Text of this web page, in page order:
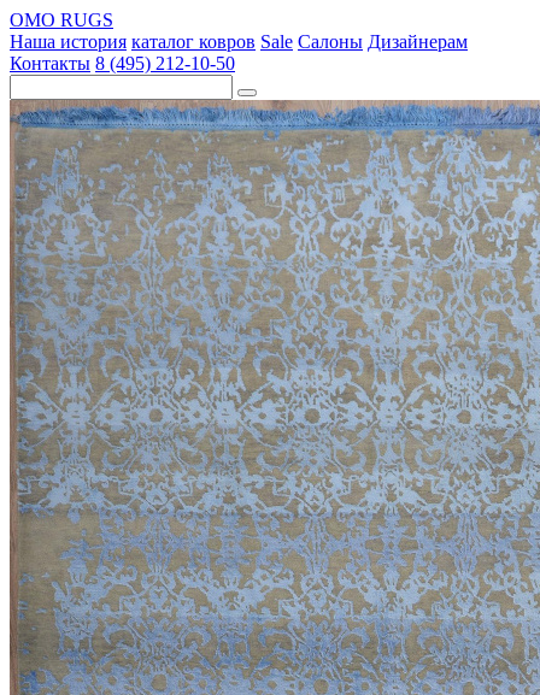
OMO RUGS
Наша история каталог ковров Sale Салоны Дизайнерам
Контакты 8 (495) 212-10-50